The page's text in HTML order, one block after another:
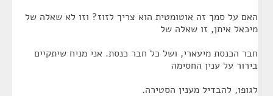
האם על סמך זה אוטומטית הוא צריך לזוז? וזו לא שאלה של
מיכאל איתן, זו שאלה של
חבר הכנסת מיעארי, ושל כל חבר כנסת. אני מניח שיתקיים
בירור על ענין החסימה
לגופו, להבדיל מענין הסטירה.